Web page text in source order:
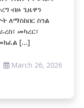
ብዙ ጊዜዋን
ለማስከበር ስንል
መካረር፣
[...]
March 26, 2026